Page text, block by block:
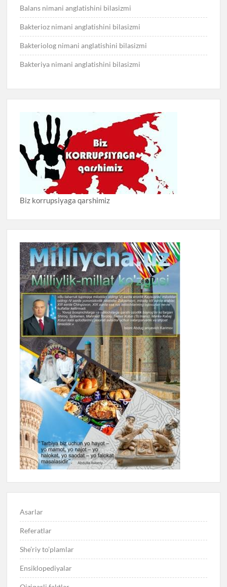
Balans nimani anglatishini bilasizmi
Bakterioz nimani anglatishini bilasizmi
Bakteriolog nimani anglatishini bilasizmi
Bakteriya nimani anglatishini bilasizmi
Biz korrupsiyaga qarshimiz
Asarlar
Referatlar
She’riy to’plamlar
Ensiklopediyalar